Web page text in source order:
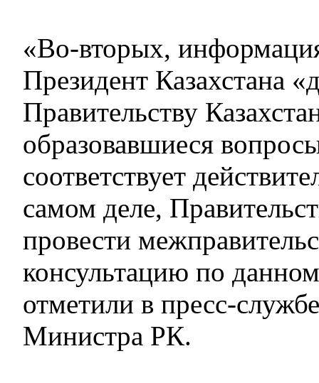
«Во-вторых,
Президент Казахстана
Правительству
образовавшиеся
соответствует
самом деле,
провести
консультацию по
отметили в пресс-
Министра РК.